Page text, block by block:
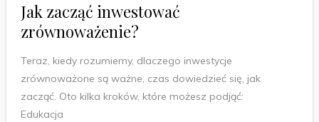
Jak zacząć inwestować
zrównoważenie?
Teraz, kiedy rozumiemy, dlaczego inwestycje
zrównoważone są ważne, czas dowiedzieć się, jak
zacząć. Oto kilka kroków, które możesz podjąć:
Edukacja